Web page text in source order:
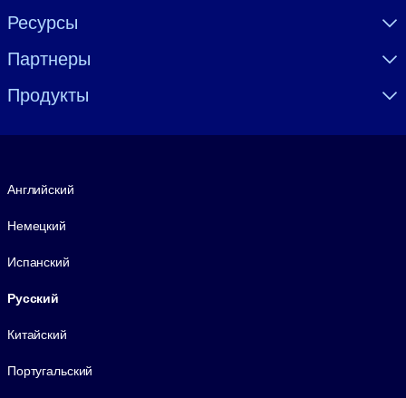
Ресурсы
Партнеры
Продукты
Английский
Немецкий
Испанский
Русский
Китайский
Португальский